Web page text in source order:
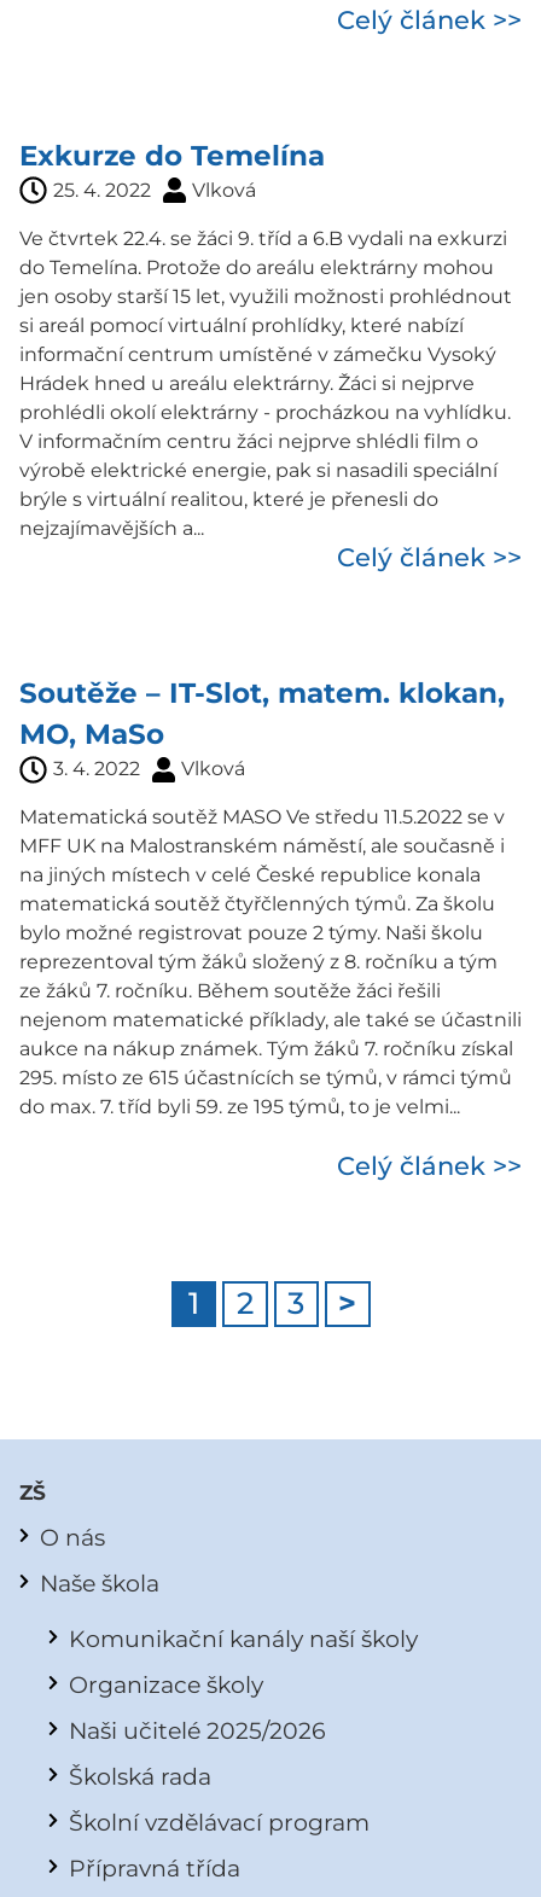
Celý článek >>
Exkurze do Temelína
25. 4. 2022 Vlková
Ve čtvrtek 22.4. se žáci 9. tříd a 6.B vydali na exkurzi
do Temelína. Protože do areálu elektrárny mohou
jen osoby starší 15 let, využili možnosti prohlédnout
si areál pomocí virtuální prohlídky, které nabízí
informační centrum umístěné v zámečku Vysoký
Hrádek hned u areálu elektrárny. Žáci si nejprve
prohlédli okolí elektrárny - procházkou na vyhlídku.
V informačním centru žáci nejprve shlédli film o
výrobě elektrické energie, pak si nasadili speciální
brýle s virtuální realitou, které je přenesli do
nejzajímavějších a...
Celý článek >>
Soutěže – IT-Slot, matem. klokan,
MO, MaSo
3. 4. 2022 Vlková
Matematická soutěž MASO Ve středu 11.5.2022 se v
MFF UK na Malostranském náměstí, ale současně i
na jiných místech v celé České republice konala
matematická soutěž čtyřčlenných týmů. Za školu
bylo možné registrovat pouze 2 týmy. Naši školu
reprezentoval tým žáků složený z 8. ročníku a tým
ze žáků 7. ročníku. Během soutěže žáci řešili
nejenom matematické příklady, ale také se účastnili
aukce na nákup známek. Tým žáků 7. ročníku získal
295. místo ze 615 účastnících se týmů, v rámci týmů
do max. 7. tříd byli 59. ze 195 týmů, to je velmi...
Celý článek >>
1 2 3 >
ZŠ
O nás
Naše škola
Komunikační kanály naší školy
Organizace školy
Naši učitelé 2025/2026
Školská rada
Školní vzdělávací program
Přípravná třída